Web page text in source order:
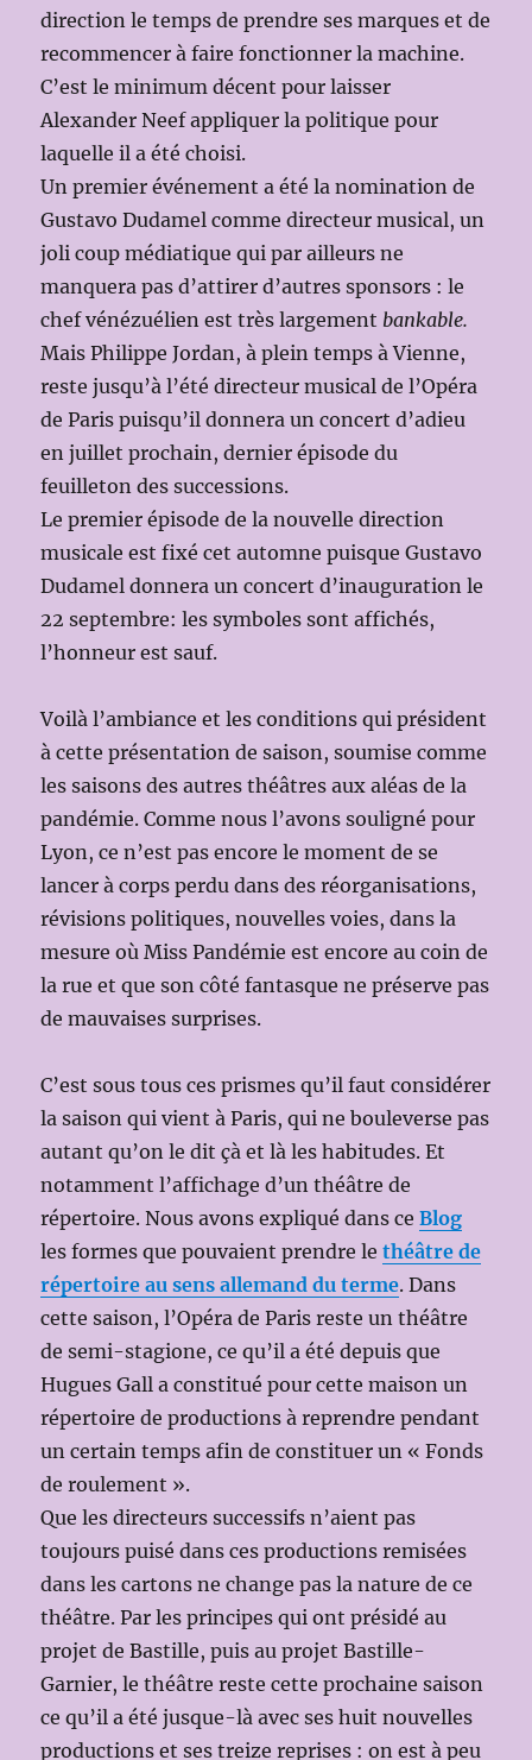
direction le temps de prendre ses marques et de
recommencer à faire fonctionner la machine.
C’est le minimum décent pour laisser
Alexander Neef appliquer la politique pour
laquelle il a été choisi.
Un premier événement a été la nomination de
Gustavo Dudamel comme directeur musical, un
joli coup médiatique qui par ailleurs ne
manquera pas d’attirer d’autres sponsors : le
chef vénézuélien est très largement bankable.
Mais Philippe Jordan, à plein temps à Vienne,
reste jusqu’à l’été directeur musical de l’Opéra
de Paris puisqu’il donnera un concert d’adieu
en juillet prochain, dernier épisode du
feuilleton des successions.
Le premier épisode de la nouvelle direction
musicale est fixé cet automne puisque Gustavo
Dudamel donnera un concert d’inauguration le
22 septembre: les symboles sont affichés,
l’honneur est sauf.
Voilà l’ambiance et les conditions qui président
à cette présentation de saison, soumise comme
les saisons des autres théâtres aux aléas de la
pandémie. Comme nous l’avons souligné pour
Lyon, ce n’est pas encore le moment de se
lancer à corps perdu dans des réorganisations,
révisions politiques, nouvelles voies, dans la
mesure où Miss Pandémie est encore au coin de
la rue et que son côté fantasque ne préserve pas
de mauvaises surprises.
C’est sous tous ces prismes qu’il faut considérer
la saison qui vient à Paris, qui ne bouleverse pas
autant qu’on le dit çà et là les habitudes. Et
notamment l’affichage d’un théâtre de
répertoire. Nous avons expliqué dans ceBlog
les formes que pouvaient prendre lethéâtre de
répertoire au sens allemand du terme. Dans
cette saison, l’Opéra de Paris reste un théâtre
de semi-stagione, ce qu’il a été depuis que
Hugues Gall a constitué pour cette maison un
répertoire de productions à reprendre pendant
un certain temps afin de constituer un « Fonds
de roulement ».
Que les directeurs successifs n’aient pas
toujours puisé dans ces productions remisées
dans les cartons ne change pas la nature de ce
théâtre. Par les principes qui ont présidé au
projet de Bastille, puis au projet Bastille-
Garnier, le théâtre reste cette prochaine saison
ce qu’il a été jusque-là avec ses huit nouvelles
productions et ses treize reprises : on est à peu